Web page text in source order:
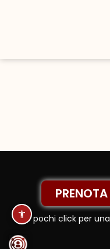
Solo pochi click per